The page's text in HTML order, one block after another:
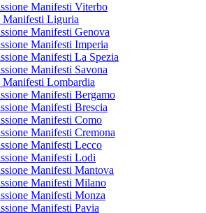
Manifesti Viterbo
Manifesti Liguria
Manifesti Genova
Manifesti Imperia
Manifesti La Spezia
Manifesti Savona
Lombardia
Manifesti Bergamo
Manifesti Brescia
Manifesti Como
Manifesti Cremona
Manifesti Lecco
Manifesti Lodi
Manifesti Mantova
Manifesti Milano
Manifesti Monza
Manifesti Pavia